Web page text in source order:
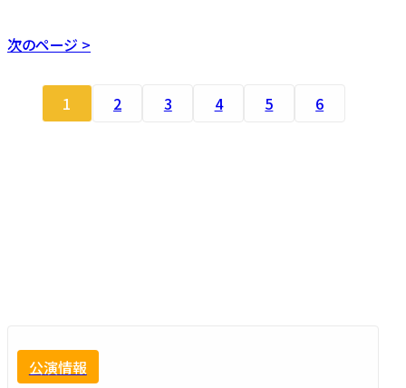
次のページ >
1 2 3 4 5 6
公演情報